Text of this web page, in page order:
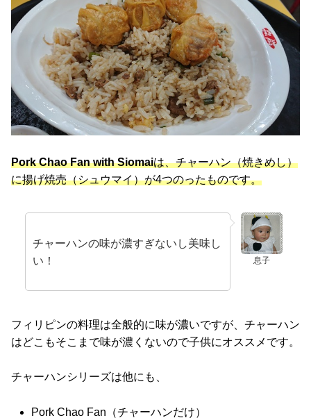
Pork Chao Fan with Siomaiは、チャーハン（焼きめし）
に揚げ焼売（シュウマイ）が4つのったものです。
息子
チャーハンの味が濃すぎないし美味し
い！
フィリピンの料理は全般的に味が濃いですが、チャーハン
はどこもそこまで味が濃くないので子供にオススメです。
チャーハンシリーズは他にも、
Pork Chao Fan（チャーハンだけ）